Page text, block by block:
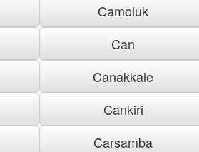
Camoluk
Can
Canakkale
Cankiri
Carsamba